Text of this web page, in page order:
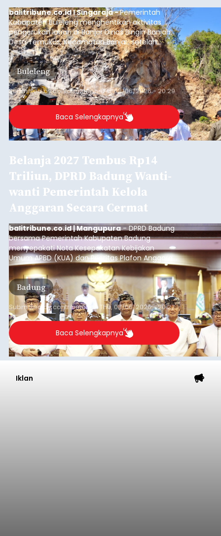
balitribune.co.id I Singaraja -Pemerintah
Kabupaten Buleleng menghentikan aktivitas
pengerukan lahan di Banjar Dinas Bingin Banjah,
Desa Temukus, Kecamatan Banjar, setelah
ditemukan indikasi kegiatan pengambilan
material yang tidak sesuai dengan peruntukan
kawasan.
Buleleng
Submitted bycontributoronThu, 08/06/2026 - 20:29
Baca Selengkapnya
Belanja 2027 Tembus Rp14
Triliun, DPRD Badung Wanti-
wanti Pemerintah Kelola
Anggaran Secara Cermat
balitribune.co.id | Mangupura- DPRD Badung
bersama Pemerintah Kabupaten Badung
menyepakati Nota Kesepakatan Kebijakan
Umum APBD (KUA) dan Prioritas Plafon Anggaran
Sementara (PPAS) Tahun Anggaran 2027 dalam
rapat paripurna yang digelar di Gedung DPRD
Badung, Kamis (6/8/2026).
Badung
Submitted bycontributor onThu, 08/06/2026 - 20:27
Baca Selengkapnya
Iklan